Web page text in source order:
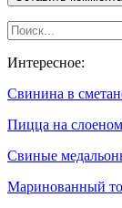
Интересное:
Свинина в
Пицца на слоеном
Свиные
Маринованный